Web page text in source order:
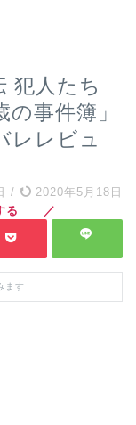
犯人たち
事件簿」
レレビュ
/ 2020年5月18日
ます